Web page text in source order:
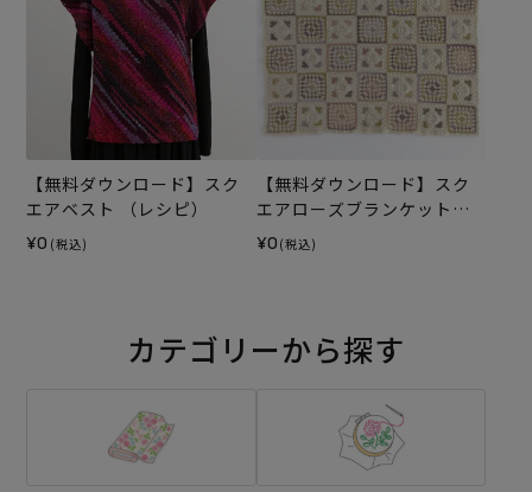
【無料ダウンロード】スク
エアベスト （レシピ）
¥0 (税込)
【無料ダウンロード】スク
エアローズブランケット
（レシピ）
¥0 (税込)
カテゴリーから探す